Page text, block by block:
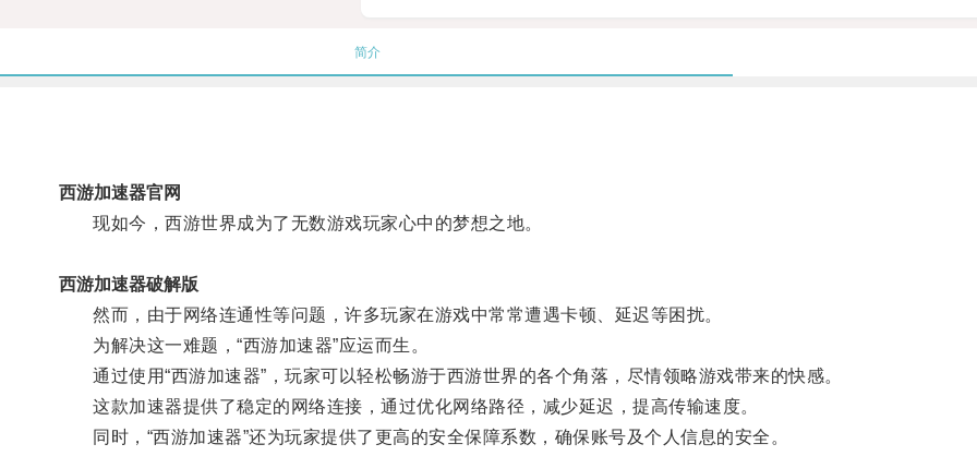
简介
西游加速器官网
现如今，西游世界成为了无数游戏玩家心中的梦想之地。
西游加速器破解版
然而，由于网络连通性等问题，许多玩家在游戏中常常遭遇卡顿、延迟等困扰。
为解决这一难题，“西游加速器”应运而生。
通过使用“西游加速器”，玩家可以轻松畅游于西游世界的各个角落，尽情领略游戏带来的快感。
这款加速器提供了稳定的网络连接，通过优化网络路径，减少延迟，提高传输速度。
同时，“西游加速器”还为玩家提供了更高的安全保障系数，确保账号及个人信息的安全。